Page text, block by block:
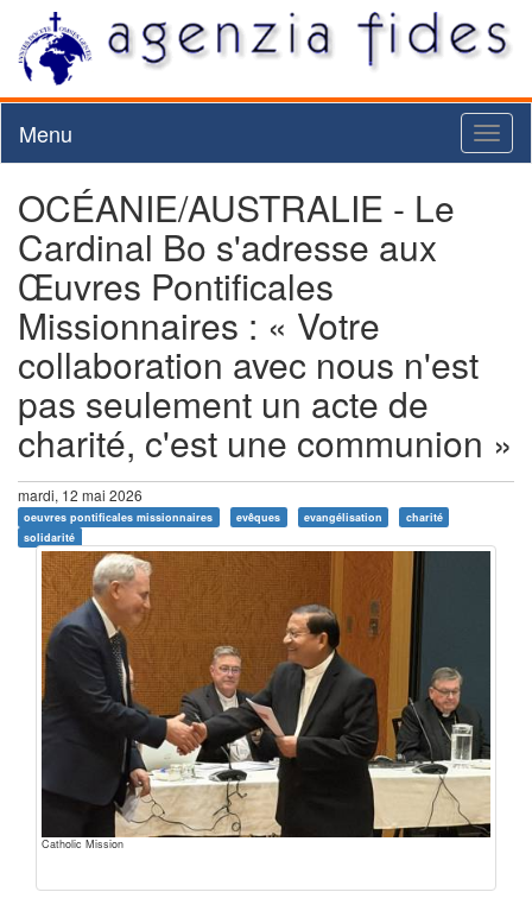
Menu
OCÉANIE/AUSTRALIE - Le
Cardinal Bo s'adresse aux
Œuvres Pontificales
Missionnaires : « Votre
collaboration avec nous n'est
pas seulement un acte de
charité, c'est une communion »
mardi, 12 mai 2026
oeuvres pontificales missionnaires evêques evangélisation
charité
solidarité
Catholic Mission